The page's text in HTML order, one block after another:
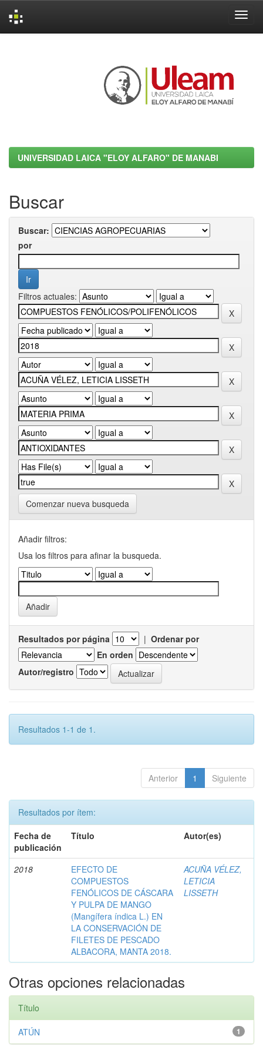
UNIVERSIDAD LAICA "ELOY ALFARO" DE MANABI
Buscar
Buscar:
por
Filtros actuales:
Comenzar nueva busqueda
Añadir filtros:
Usa los filtros para afinar la busqueda.
Resultados por página | Ordenar por
En orden
Autor/registro
Resultados 1-1 de 1.
Anterior 1 Siguiente
Resultados por ítem:
Fecha de
publicación
Título Autor(es)
2018
EFECTO DE
COMPUESTOS
FENÓLICOS DE CÁSCARA
Y PULPA DE MANGO
(Mangífera índica L.) EN
LA CONSERVACIÓN DE
FILETES DE PESCADO
ALBACORA, MANTA 2018.
ACUÑA VÉLEZ,
LETICIA
LISSETH
Otras opciones relacionadas
Título
1
ATÚN